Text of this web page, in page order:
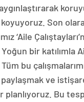
Son
‘Aile
bir katılımla
bu
ve
Bu